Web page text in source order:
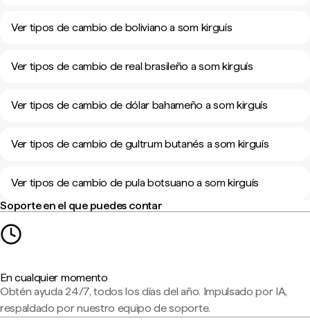
Ver tipos de cambio de boliviano a som kirguís
Ver tipos de cambio de real brasileño a som kirguís
Ver tipos de cambio de dólar bahameño a som kirguís
Ver tipos de cambio de gultrum butanés a som kirguís
Ver tipos de cambio de pula botsuano a som kirguís
Soporte en el que puedes contar
En cualquier momento
Obtén ayuda 24/7, todos los días del año. Impulsado por IA,
respaldado por nuestro equipo de soporte.